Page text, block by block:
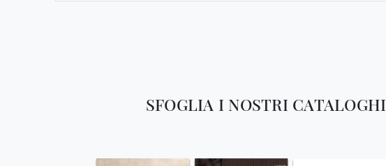
SFOGLIA I NOSTRI CATALOGHI